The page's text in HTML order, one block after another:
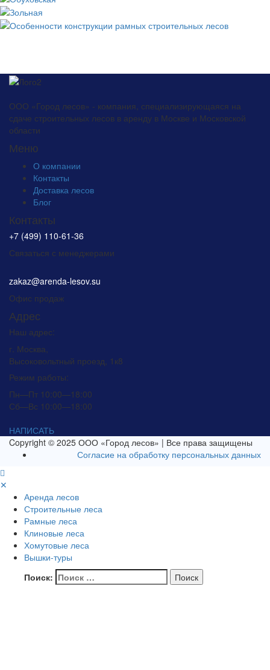
ООО «Город лесов» - компания, специализирующаяся на
сдаче строительных лесов в аренду в Москве и Московской
области
Меню
О компании
Контакты
Доставка лесов
Блог
Контакты
+7 (499) 110-61-36
Связаться с менеджерами
zakaz@arenda-lesov.su
Офис продаж
Адрес
Наш адрес:
г. Москва,
Высоковольтный проезд, 1к8
Режим работы:
Пн—Пт 10:00—18:00
Сб—Вс 10:00—18:00
НАПИСАТЬ
Copyright © 2025 ООО «Город лесов» | Все права защищены
Согласие на обработку персональных данных
✕
Аренда лесов
Строительные леса
Рамные леса
Клиновые леса
Хомутовые леса
Вышки-туры
Поиск: